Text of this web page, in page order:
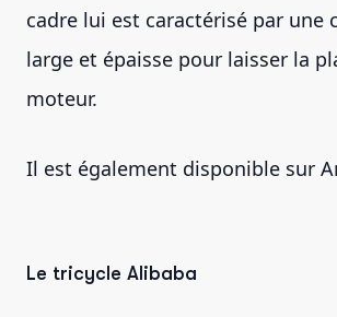
cadre lui est caractérisé par une
large et épaisse pour laisser la
moteur.
Il est également disponible sur
Le tricycle Alibaba